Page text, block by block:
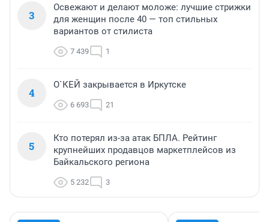
3
Освежают и делают моложе: лучшие стрижки
для женщин после 40 — топ стильных
вариантов от стилиста
7 439 1
4
О`КЕЙ закрывается в Иркутске
6 693 21
5
Кто потерял из-за атак БПЛА. Рейтинг
крупнейших продавцов маркетплейсов из
Байкальского региона
5 232 3